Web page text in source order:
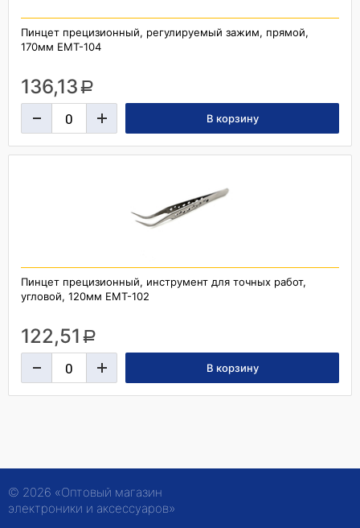
Пинцет прецизионный, регулируемый зажим, прямой,
170мм ЕМT-104
136,13 a
Пинцет прецизионный, инструмент для точных работ,
угловой, 120мм ЕМT-102
122,51 a
© 2026 «Оптовый магазин
электроники и аксессуаров»